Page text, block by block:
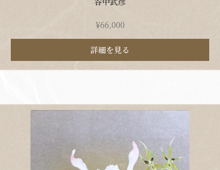
¥66,000
詳細を見る